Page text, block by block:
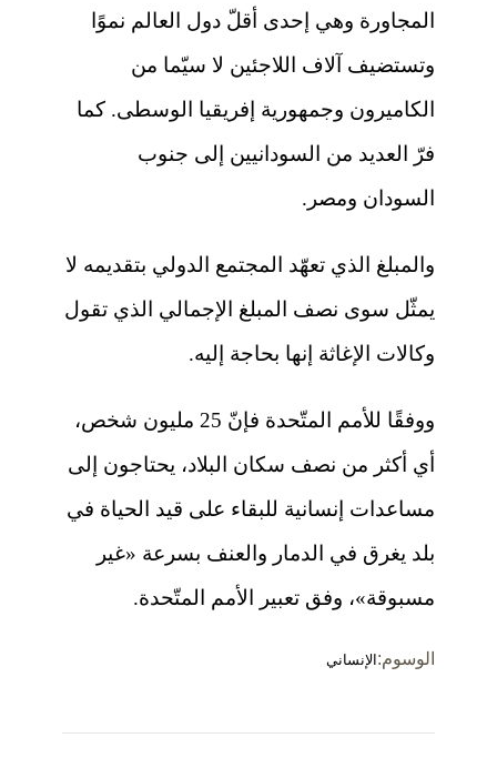
المجاورة وهي إحدى أقلّ دول العالم نموًا
وتستضيف آلاف اللاجئين لا سيّما من
الكاميرون وجمهورية إفريقيا الوسطى. كما
فرّ العديد من السودانيين إلى جنوب
السودان ومصر.
والمبلغ الذي تعهّد المجتمع الدولي بتقديمه لا
يمثّل سوى نصف المبلغ الإجمالي الذي تقول
وكالات الإغاثة إنها بحاجة إليه.
ووفقًا للأمم المتّحدة فإنّ 25 مليون شخص،
أي أكثر من نصف سكان البلاد، يحتاجون إلى
مساعدات إنسانية للبقاء على قيد الحياة في
بلد يغرق في الدمار والعنف بسرعة «غير
مسبوقة»، وفق تعبير الأمم المتّحدة.
الوسوم: الإنساني